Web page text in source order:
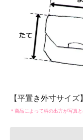
【平置き外寸サイ
＊商品によって柄の出方が写真